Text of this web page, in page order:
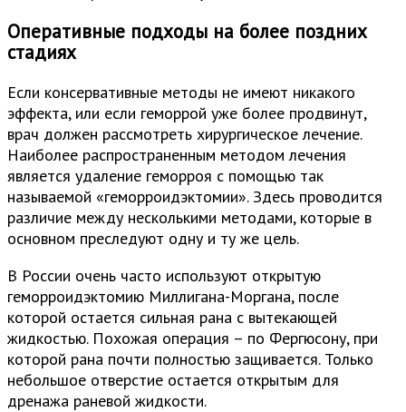
Оперативные подходы на более поздних
стадиях
Если консервативные методы не имеют никакого
эффекта, или если геморрой уже более продвинут,
врач должен рассмотреть хирургическое лечение.
Наиболее распространенным методом лечения
является удаление геморроя с помощью так
называемой «геморроидэктомии». Здесь проводится
различие между несколькими методами, которые в
основном преследуют одну и ту же цель.
В России очень часто используют открытую
геморроидэктомию Миллигана-Моргана, после
которой остается сильная рана с вытекающей
жидкостью. Похожая операция – по Фергюсону, при
которой рана почти полностью защивается. Только
небольшое отверстие остается открытым для
дренажа раневой жидкости.